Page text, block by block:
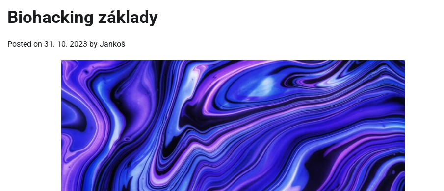
Biohacking základy
Posted on 31. 10. 2023 by Jankoš